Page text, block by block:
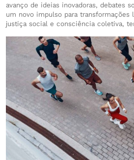
avanço de ideias inovadoras, debates
um novo impulso para transformações
justiça social e consciência coletiva,